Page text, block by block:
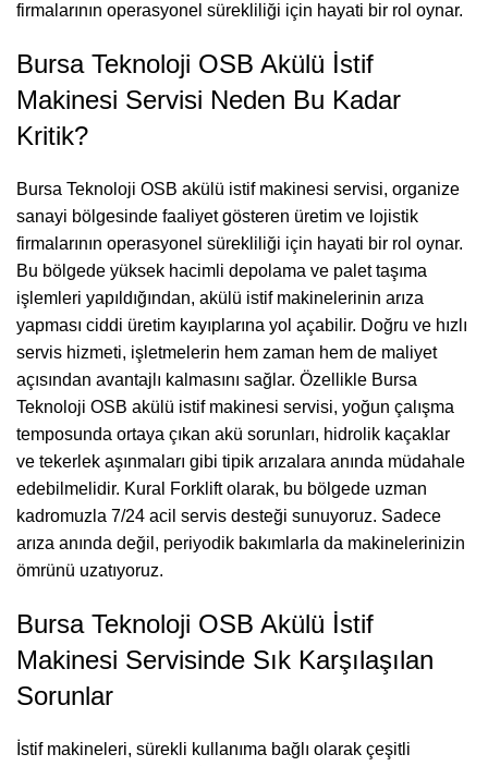
firmalarının operasyonel sürekliliği için hayati bir rol oynar.
Bursa Teknoloji OSB Akülü İstif
Makinesi Servisi Neden Bu Kadar
Kritik?
Bursa Teknoloji OSB akülü istif makinesi servisi, organize
sanayi bölgesinde faaliyet gösteren üretim ve lojistik
firmalarının operasyonel sürekliliği için hayati bir rol oynar.
Bu bölgede yüksek hacimli depolama ve palet taşıma
işlemleri yapıldığından, akülü istif makinelerinin arıza
yapması ciddi üretim kayıplarına yol açabilir. Doğru ve hızlı
servis hizmeti, işletmelerin hem zaman hem de maliyet
açısından avantajlı kalmasını sağlar. Özellikle Bursa
Teknoloji OSB akülü istif makinesi servisi, yoğun çalışma
temposunda ortaya çıkan akü sorunları, hidrolik kaçaklar
ve tekerlek aşınmaları gibi tipik arızalara anında müdahale
edebilmelidir. Kural Forklift olarak, bu bölgede uzman
kadromuzla 7/24 acil servis desteği sunuyoruz. Sadece
arıza anında değil, periyodik bakımlarla da makinelerinizin
ömrünü uzatıyoruz.
Bursa Teknoloji OSB Akülü İstif
Makinesi Servisinde Sık Karşılaşılan
Sorunlar
İstif makineleri, sürekli kullanıma bağlı olarak çeşitli